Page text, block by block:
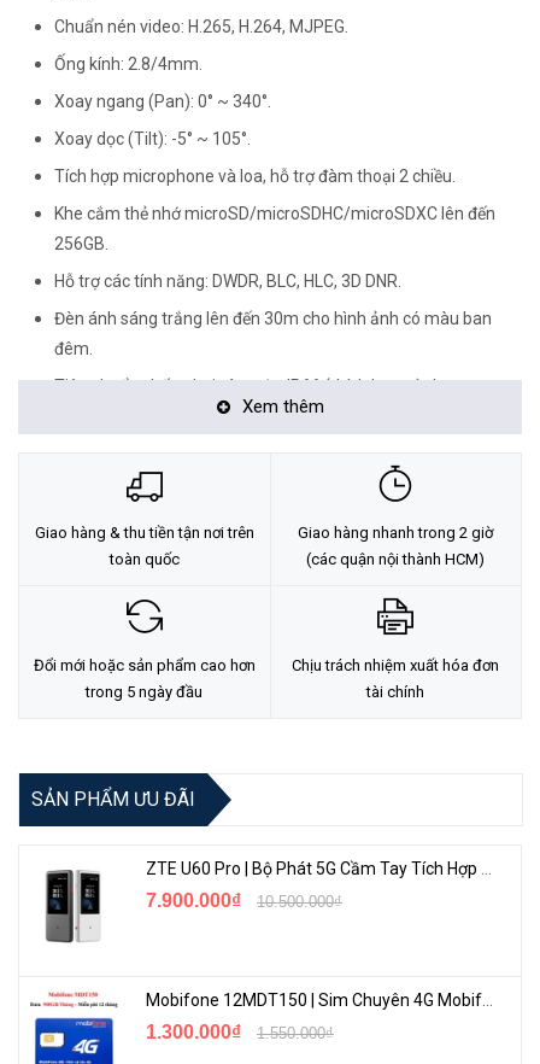
Chuẩn nén video: H.265, H.264, MJPEG.
Ống kính: 2.8/4mm.
Xoay ngang (Pan): 0° ~ 340°.
Xoay dọc (Tilt): -5° ~ 105°.
Tích hợp microphone và loa, hỗ trợ đàm thoại 2 chiều.
Khe cắm thẻ nhớ microSD/microSDHC/microSDXC lên đến
256GB.
Hỗ trợ các tính năng: DWDR, BLC, HLC, 3D DNR.
Đèn ánh sáng trắng lên đến 30m cho hình ảnh có màu ban
đêm.
Tiêu chuẩn chống bụi và nước: IP66 (thích hợp sử dụng trong
Tư vấn cách chọn loại camera và dịch vụ lắp đặt camera tận nơi:
TẠI ĐÂY
Xem thêm
Giao hàng & thu tiền tận nơi trên
toàn quốc
Giao hàng nhanh trong 2 giờ
(các quận nội thành HCM)
Đổi mới hoặc sản phẩm cao hơn
trong 5 ngày đầu
Chịu trách nhiệm xuất hóa đơn
tài chính
SẢN PHẨM ƯU ĐÃI
ZTE U60 Pro | Bộ Phát 5G Cầm Tay Tích Hợp Công Nghệ WiFi 7, Pin 10000mAh
7.900.000₫ 10.500.000₫
1.300.000₫ 1.550.000₫